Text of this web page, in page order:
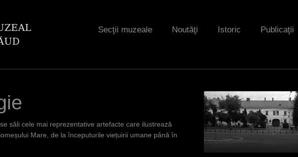
Secţii muzeale Noutăţi Istoric Publicaţii
săli cele mai reprezentative artefacte care ilustrează
Mare, de la începuturile viețuirii umane până în